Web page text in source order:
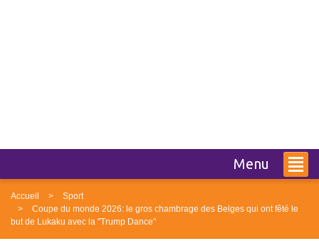
Menu
Accueil
Sport
Coupe du monde 2026: le gros chambrage des Belges qui ont fêté le
but de Lukaku avec la "Trump Dance"